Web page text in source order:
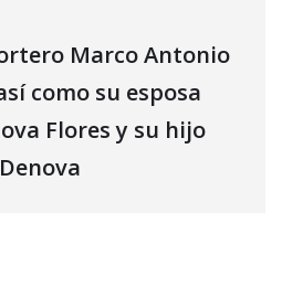
Marco Antonio
como su esposa
Flores y su hijo